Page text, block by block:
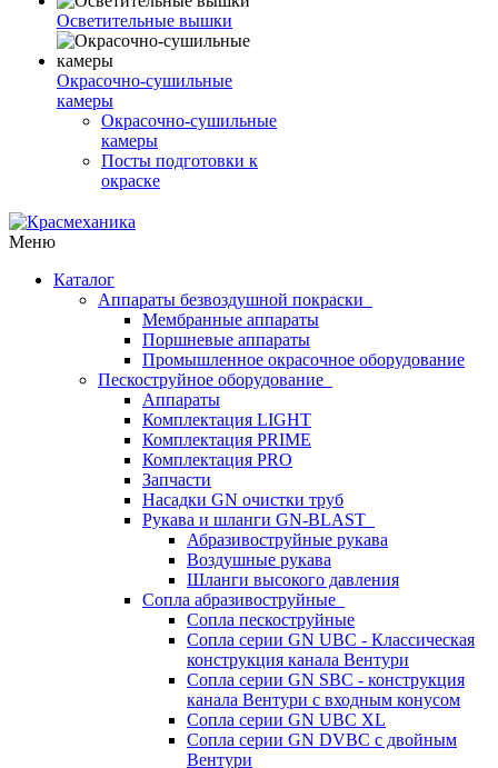
Осветительные вышки
Окрасочно-сушильные
камеры
Окрасочно-сушильные
камеры
Посты подготовки к
окраске
Меню
Каталог
Аппараты безвоздушной покраски
Мембранные аппараты
Поршневые аппараты
Промышленное окрасочное оборудование
Пескоструйное оборудование
Аппараты
Комплектация LIGHT
Комплектация PRIME
Комплектация PRO
Запчасти
Насадки GN очистки труб
Рукава и шланги GN-BLAST
Абразивоструйные рукава
Воздушные рукава
Шланги высокого давления
Сопла абразивоструйные
Сопла пескоструйные
Сопла серии GN UBC - Классическая
конструкция канала Вентури
Сопла серии GN SBC - конструкция
канала Вентури c входным конусом
Сопла серии GN UBC XL
Сопла серии GN DVBC с двойным
Вентури